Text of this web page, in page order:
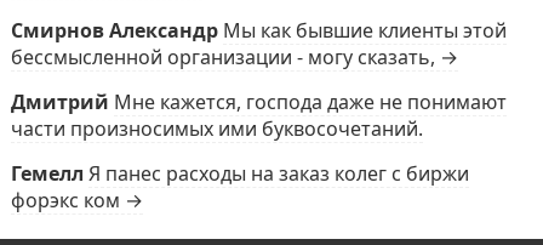
Смирнов Александр Мы как бывшие клиенты этой
бессмысленной организации - могу сказать, →
Дмитрий Мне кажется, господа даже не понимают
части произносимых ими буквосочетаний.
Гемелл Я панес расходы на заказ колег с биржи
форэкс ком →